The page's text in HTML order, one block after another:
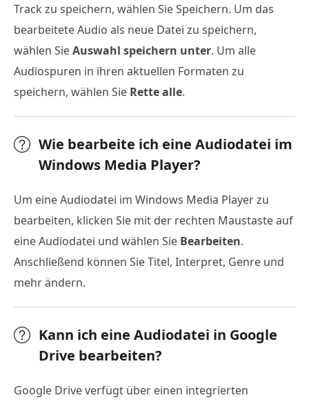
Track zu speichern, wählen Sie Speichern. Um das
bearbeitete Audio als neue Datei zu speichern,
wählen SieAuswahl speichern unter. Um alle
Audiospuren in ihren aktuellen Formaten zu
speichern, wählen Sie Rette alle.
Wie bearbeite ich eine Audiodatei im
Windows Media Player?
Um eine Audiodatei im Windows Media Player zu
bearbeiten, klicken Sie mit der rechten Maustaste auf
eine Audiodatei und wählen Sie Bearbeiten.
Anschließend können Sie Titel, Interpret, Genre und
mehr ändern.
Kann ich eine Audiodatei in Google
Drive bearbeiten?
Google Drive verfügt über einen integrierten